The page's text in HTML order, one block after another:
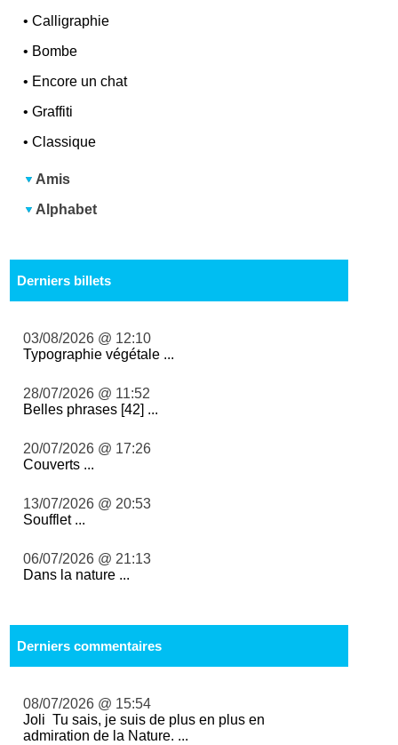
•Calligraphie
• Bombe
• Encore un chat
•Graffiti
•Classique
Amis
Alphabet
Derniers billets
03/08/2026 @ 12:10
Typographie végétale ...
28/07/2026 @ 11:52
Belles phrases [42] ...
20/07/2026 @ 17:26
Couverts ...
13/07/2026 @ 20:53
Soufflet ...
06/07/2026 @ 21:13
Dans la nature ...
Derniers commentaires
08/07/2026 @ 15:54
Joli Tu sais, je suis de plus en plus en
admiration de la Nature. ...